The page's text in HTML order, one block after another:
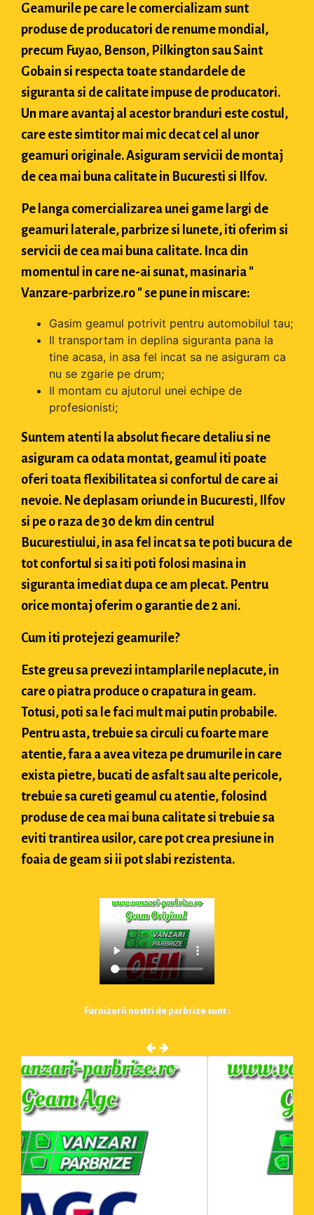
Geamurile pe care le comercializam sunt
produse de producatori de renume mondial,
precum Fuyao, Benson, Pilkington sau Saint
Gobain si respecta toate standardele de
siguranta si de calitate impuse de producatori.
Un mare avantaj al acestor branduri este costul,
care este simtitor mai mic decat cel al unor
geamuri originale. Asiguram servicii de montaj
de cea mai buna calitate in Bucuresti si Ilfov.
Pe langa comercializarea unei game largi de
geamuri laterale, parbrize si lunete, iti oferim si
servicii de cea mai buna calitate. Inca din
momentul in care ne-ai sunat, masinaria "
Vanzare-parbrize.ro " se pune in miscare:
Gasim geamul potrivit pentru automobilul tau;
Il transportam in deplina siguranta pana la
tine acasa, in asa fel incat sa ne asiguram ca
nu se zgarie pe drum;
Il montam cu ajutorul unei echipe de
profesionisti;
Suntem atenti la absolut fiecare detaliu si ne
asiguram ca odata montat, geamul iti poate
oferi toata flexibilitatea si confortul de care ai
nevoie. Ne deplasam oriunde in Bucuresti, Ilfov
si pe o raza de 30 de km din centrul
Bucurestiului, in asa fel incat sa te poti bucura de
tot confortul si sa iti poti folosi masina in
siguranta imediat dupa ce am plecat. Pentru
orice montaj oferim o garantie de 2 ani.
Cum iti protejezi geamurile?
Este greu sa prevezi intamplarile neplacute, in
care o piatra produce o crapatura in geam.
Totusi, poti sa le faci mult mai putin probabile.
Pentru asta, trebuie sa circuli cu foarte mare
atentie, fara a avea viteza pe drumurile in care
exista pietre, bucati de asfalt sau alte pericole,
trebuie sa cureti geamul cu atentie, folosind
produse de cea mai buna calitate si trebuie sa
eviti trantirea usilor, care pot crea presiune in
foaia de geam si ii pot slabi rezistenta.
Furnizorii nostri de parbrize sunt :